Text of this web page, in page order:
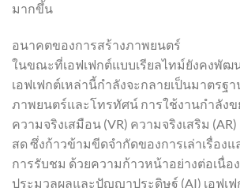
มากขึ้น
อนาคตของการสร้างภาพยนตร์
ในขณะที่เอฟเฟกต์แบบเรียลไทม์ยังคงพัฒ
เอฟเฟกต์เหล่านี้กำลังจะกลายเป็นมาตรฐ
ภาพยนตร์และโทรทัศน์ การใช้งานกำลังข
ความจริงเสมือน (VR) ความจริงเสริม
สด ซึ่งก้าวข้ามขีดจำกัดของการเล่าเรื่อง
การรับชม ด้วยความก้าวหน้าอย่างต่อเนื่อ
ประมวลผลและปัญญาประดิษฐ์ (AI) เอฟเฟ